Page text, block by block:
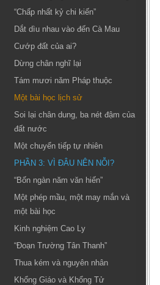
“Chấp nhất kỷ chi kiến”
Dắt dìu nhau vào đến Cà Mau
Cướp đất của ai?
Dừng chân nghĩ lại
Tám mươi năm Pháp thuộc
Một bài học lịch sử
Soi lại chân dung, ba nét đậm của
đất nước
Một chuyển tiếp tự nhiên
PHẦN 3: VÌ ĐÂU NÊN NỖI?
“Bốn ngàn năm văn hiến”
Một phép mầu, một may mắn và
một bài học
Kinh nghiệm Cao Ly
“Đoạn Trường Tân Thanh”
Thua kém và nguyên nhân
Khổng Giáo và Khổng Tử